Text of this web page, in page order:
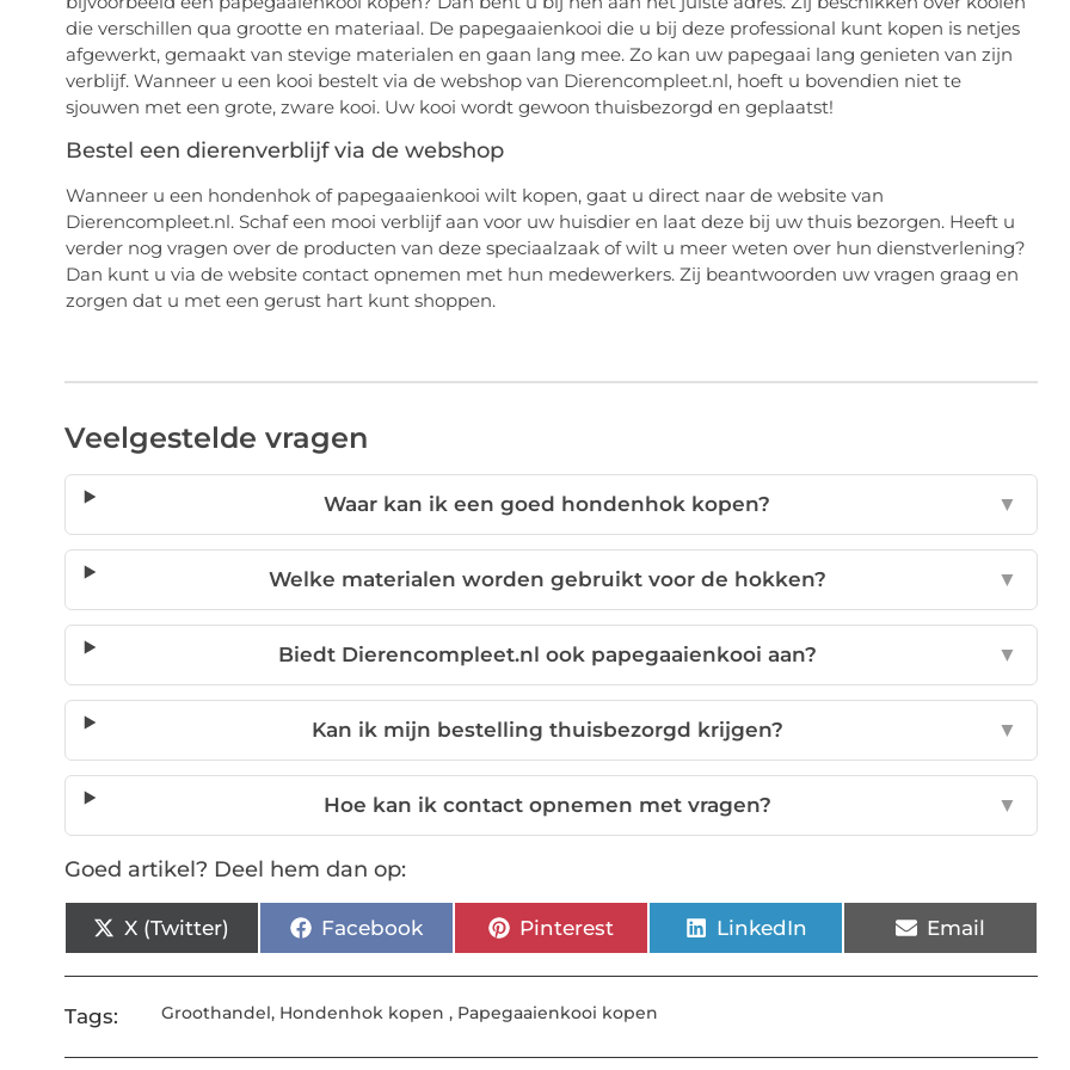
die verschillen qua grootte en materiaal. De papegaaienkooi die u bij deze professional kunt kopen is netjes
afgewerkt, gemaakt van stevige materialen en gaan lang mee. Zo kan uw papegaai lang genieten van zijn
verblijf. Wanneer u een kooi bestelt via de webshop van Dierencompleet.nl, hoeft u bovendien niet te
sjouwen met een grote, zware kooi. Uw kooi wordt gewoon thuisbezorgd en geplaatst!
Bestel een dierenverblijf via de webshop
Wanneer u een hondenhok of papegaaienkooi wilt kopen, gaat u direct naar de website van
Dierencompleet.nl. Schaf een mooi verblijf aan voor uw huisdier en laat deze bij uw thuis bezorgen. Heeft u
verder nog vragen over de producten van deze speciaalzaak of wilt u meer weten over hun dienstverlening?
Dan kunt u via de website contact opnemen met hun medewerkers. Zij beantwoorden uw vragen graag en
zorgen dat u met een gerust hart kunt shoppen.
Veelgestelde vragen
Waar kan ik een goed hondenhok kopen? ▼
Welke materialen worden gebruikt voor de hokken? ▼
Biedt Dierencompleet.nl ook papegaaienkooi aan? ▼
Kan ik mijn bestelling thuisbezorgd krijgen? ▼
Hoe kan ik contact opnemen met vragen? ▼
Goed artikel? Deel hem dan op:
X (Twitter) Facebook Pinterest LinkedIn Email
Tags: Groothandel, Hondenhok kopen , Papegaaienkooi kopen